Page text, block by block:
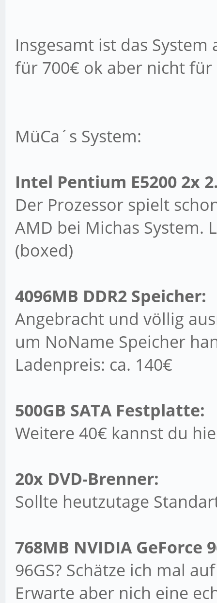
Insgesamt ist das
für 700€ ok aber nicht für
MüCa´s System:
Intel Pentium E5200 2x
Der Prozessor spielt
AMD bei Michas System.
(boxed)
4096MB DDR2 Speicher:
Angebracht und völlig
um NoName Speicher
Ladenpreis: ca. 140€
500GB SATA Festplatte:
Weitere 40€ kannst du
20x DVD-Brenner:
Sollte heutzutage
768MB NVIDIA GeForce
96GS? Schätze ich mal
Erwarte aber nich eine